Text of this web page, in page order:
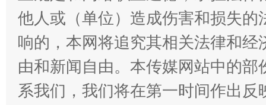
他人或（单位）造成伤害和损失
响的，本网将追究其相关法律和
由和新闻自由。本传媒网站中的
系我们，我们将在第一时间作出